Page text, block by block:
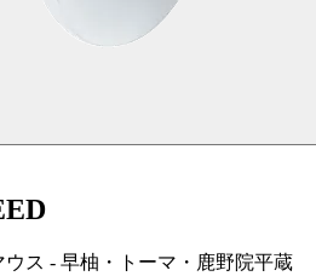
ス - 早柚・トーマ・鹿野院平蔵